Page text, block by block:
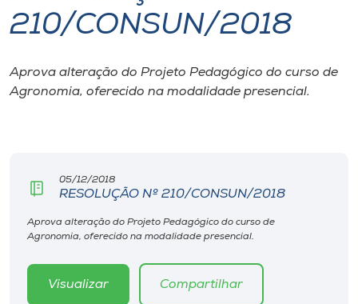
I.nova
Diplomados
CPA
Biblioteca
Editora
210/CONSUN/2018
Aprova alteração do Projeto Pedagógico do curso de
Agronomia, oferecido na modalidade presencial.
05/12/2018
RESOLUÇÃO Nº 210/CONSUN/2018
Aprova alteração do Projeto Pedagógico do curso de
Agronomia, oferecido na modalidade presencial.
Visualizar Compartilhar